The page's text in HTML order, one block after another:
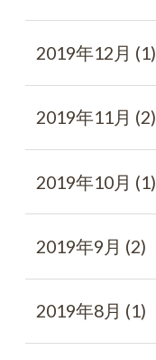
2019年12月 (1)
2019年11月 (2)
2019年10月 (1)
2019年9月 (2)
2019年8月 (1)